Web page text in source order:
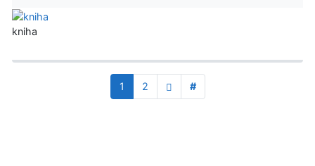
kniha
1 2 #